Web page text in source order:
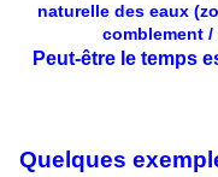
naturelle des eaux
comblement /
Peut-être le temps
Quelques